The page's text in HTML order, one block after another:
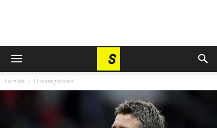
Forside Uncategorized